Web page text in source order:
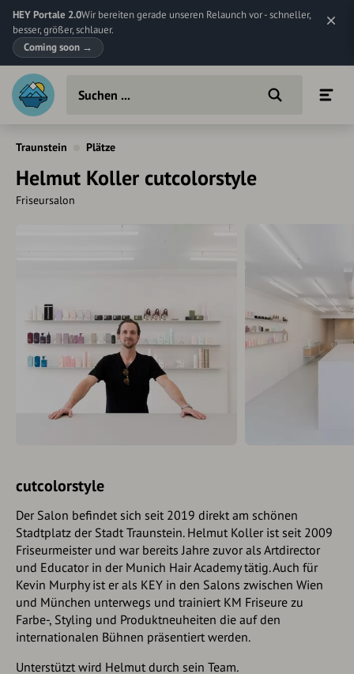
HEY Portale 2.0Wir bereiten gerade unseren Relaunch vor - schneller,
besser, größer, schlauer.
Coming soon →
Traunstein Plätze
Helmut Koller cutcolorstyle
Friseursalon
cutcolorstyle
Der Salon befindet sich seit 2019 direkt am schönen
Stadtplatz der Stadt Traunstein. Helmut Koller ist seit 2009
Friseurmeister und war bereits Jahre zuvor als Artdirector
und Educator in der Munich Hair Academy tätig. Auch für
Kevin Murphy ist er als KEY in den Salons zwischen Wien
und München unterwegs und trainiert KM Friseure zu
Farbe-, Styling und Produktneuheiten die auf den
internationalen Bühnen präsentiert werden.
Unterstützt wird Helmut durch sein Team.